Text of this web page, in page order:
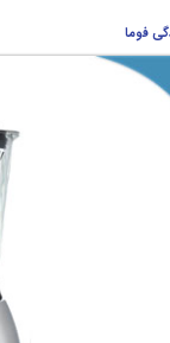
فوما